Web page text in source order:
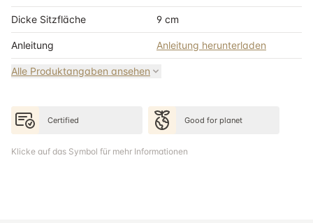
Dicke Sitzfläche 9 cm
Anleitung Anleitung herunterladen
Alle Produktangaben ansehen
Certified Good for planet
Klicke auf das Symbol für mehr Informationen